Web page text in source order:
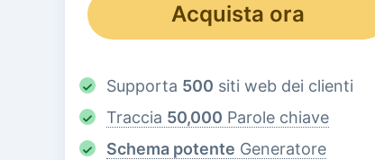
Acquista ora
Supporta 500 siti web dei clienti
Traccia 50,000 Parole chiave
Schema potente Generatore